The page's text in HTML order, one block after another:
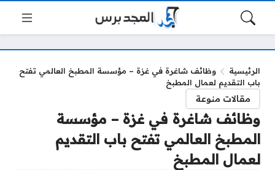
الرئيسية
وظائف شاغرة في غزة – مؤسسة المطبخ العالمي تفتح
باب التقديم لعمال المطبخ
مقالات منوعة
وظائف شاغرة في غزة – مؤسسة
المطبخ العالمي تفتح باب التقديم
لعمال المطبخ